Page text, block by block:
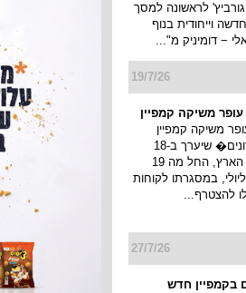
לראשונה למסך
וייחודית בנוף
− דומיניק מ"...
19/7/26
עופר משיקה קמפיין
משיקה קמפיין
�חגיגת מועדונים� שיערך ב-18
קניונים ברחבי הארץ, החל מה 19
עד ה 22 ליולי, במסגרתו לקוחות
להצטרף...
27/7/26
בקמפיין חדש